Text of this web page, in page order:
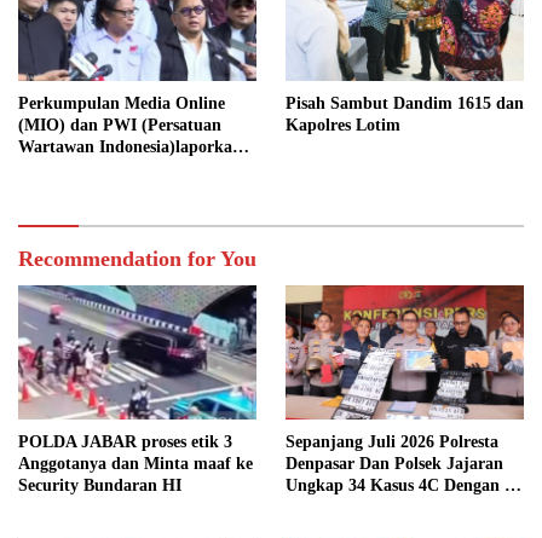
Perkumpulan Media Online
(MIO) dan PWI (Persatuan
Wartawan Indonesia)laporkan
Pisah Sambut Dandim 1615 dan
Kapolres Lotim
Recommendation for You
POLDA JABAR proses etik 3
Anggotanya dan Minta maaf ke
Security Bundaran HI
Sepanjang Juli 2026 Polresta
Denpasar Dan Polsek Jajaran
Ungkap 34 Kasus 4C Dengan 42